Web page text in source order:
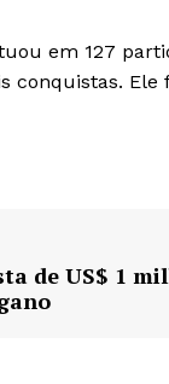
em 127
conquistas.
de US$ 1